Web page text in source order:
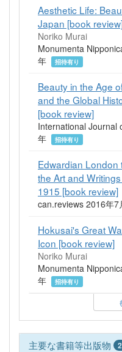
Aesthetic Life:
Japan [book
Noriko Murai
Monumenta
年
招待有り
Beauty in the Age
and the Global
[book review]
International Journal
年
招待有り
Edwardian
the Art and
1915 [book review]
can.reviews 2016年7
Hokusai's Great
Icon [book review]
Noriko Murai
Monumenta
年
招待有り
主要な書籍等出版物